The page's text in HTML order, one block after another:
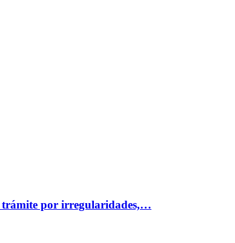
trámite por irregularidades,…